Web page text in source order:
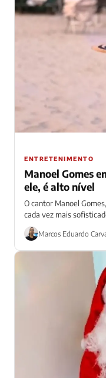
ENTRETENIMENTO
Manoel Gomes
ele, é alto nível
O cantor Manoel
cada vez mais
rapaz...
Marcos Eduardo